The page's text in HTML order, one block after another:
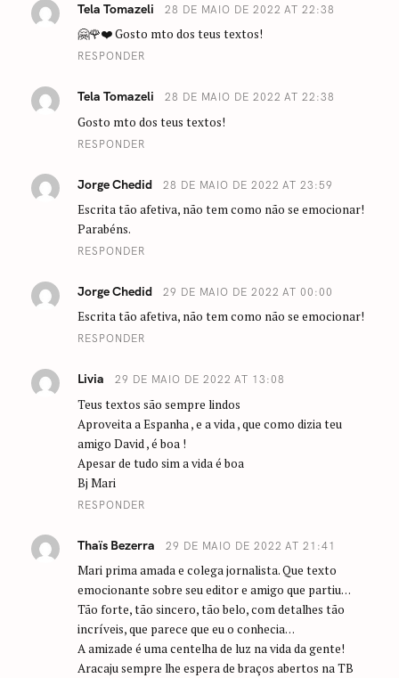
Tela Tomazeli 28 DE MAIO DE 2022 AT 22:38
🤗🌹❤️ Gosto mto dos teus textos!
RESPONDER
Tela Tomazeli 28 DE MAIO DE 2022 AT 22:38
Gosto mto dos teus textos!
RESPONDER
Jorge Chedid 28 DE MAIO DE 2022 AT 23:59
Escrita tão afetiva, não tem como não se emocionar!
Parabéns.
RESPONDER
Jorge Chedid 29 DE MAIO DE 2022 AT 00:00
Escrita tão afetiva, não tem como não se emocionar!
RESPONDER
Livia 29 DE MAIO DE 2022 AT 13:08
Teus textos são sempre lindos
Aproveita a Espanha , e a vida , que como dizia teu
amigo David , é boa !
Apesar de tudo sim a vida é boa
Bj Mari
RESPONDER
Thaïs Bezerra 29 DE MAIO DE 2022 AT 21:41
Mari prima amada e colega jornalista. Que texto
emocionante sobre seu editor e amigo que partiu…
Tão forte, tão sincero, tão belo, com detalhes tão
incríveis, que parece que eu o conhecia…
A amizade é uma centelha de luz na vida da gente!
Aracaju sempre lhe espera de braços abertos na TB